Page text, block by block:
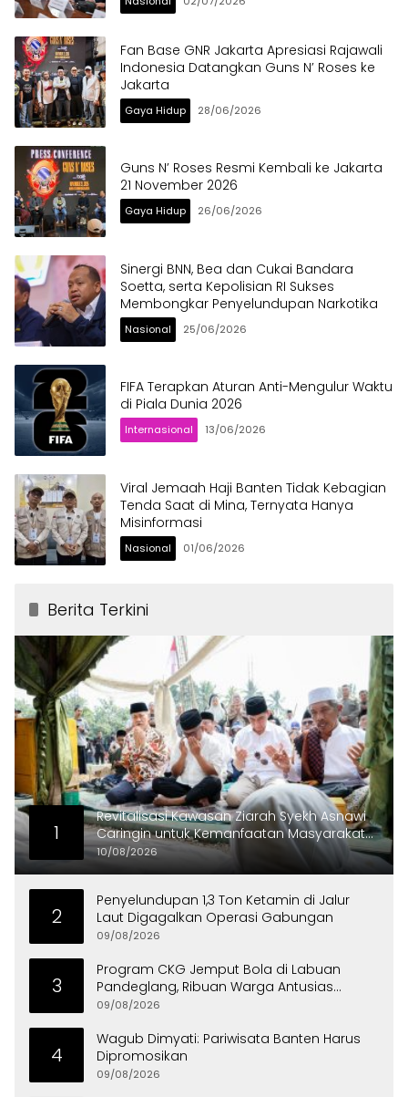
Fan Base GNR Jakarta Apresiasi Rajawali
Indonesia Datangkan Guns N’ Roses ke
Jakarta
Gaya Hidup 28/06/2026
Guns N’ Roses Resmi Kembali ke Jakarta
21 November 2026
Gaya Hidup 26/06/2026
Sinergi BNN, Bea dan Cukai Bandara
Soetta, serta Kepolisian RI Sukses
Membongkar Penyelundupan Narkotika
Nasional 25/06/2026
FIFA Terapkan Aturan Anti-Mengulur Waktu
di Piala Dunia 2026
Internasional 13/06/2026
Viral Jemaah Haji Banten Tidak Kebagian
Tenda Saat di Mina, Ternyata Hanya
Misinformasi
Nasional 01/06/2026
Berita Terkini
1
Revitalisasi Kawasan Ziarah Syekh Asnawi
Caringin untuk Kemanfaatan Masyarakat
dan Menjaga Nilai Sejarah
10/08/2026
2
Penyelundupan 1,3 Ton Ketamin di Jalur
Laut Digagalkan Operasi Gabungan
09/08/2026
3
Program CKG Jemput Bola di Labuan
Pandeglang, Ribuan Warga Antusias
Periksa Kesehatan
09/08/2026
4
Wagub Dimyati: Pariwisata Banten Harus
Dipromosikan
09/08/2026